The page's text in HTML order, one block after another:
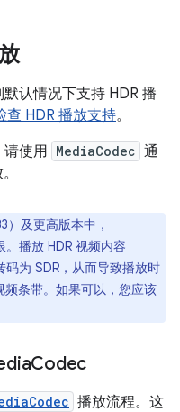
默认情况下支持 HDR 播
查 HDR 播放支持。
请使用 MediaCodec 通
）及更高版本中，
。播放 HDR 视频内容
码为 SDR，从而导致播放时
条带。如果可以，您应该
Codec
播放流程。这